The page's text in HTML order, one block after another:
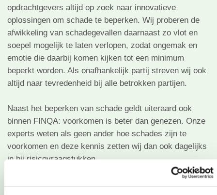
opdrachtgevers altijd op zoek naar innovatieve
oplossingen om schade te beperken. Wij proberen de
afwikkeling van schadegevallen daarnaast zo vlot en
soepel mogelijk te laten verlopen, zodat ongemak en
emotie die daarbij komen kijken tot een minimum
beperkt worden. Als onafhankelijk partij streven wij ook
altijd naar tevredenheid bij alle betrokken partijen.
Naast het beperken van schade geldt uiteraard ook
binnen FINQA: voorkomen is beter dan genezen. Onze
experts weten als geen ander hoe schades zijn te
voorkomen en deze kennis zetten wij dan ook dagelijks
in bijrisicovraagstukken.